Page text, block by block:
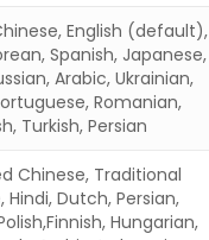
English (default),
Spanish, Japanese,
Arabic, Ukrainian,
Romanian,
Turkish, Persian
Chinese, Traditional
Hindi, Dutch, Persian,
Hungarian,